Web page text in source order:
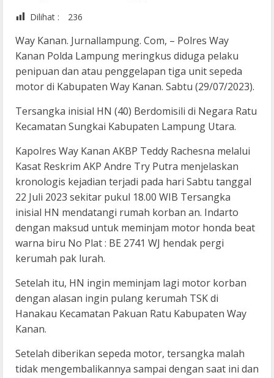
Dilihat :
236
Way Kanan. Jurnallampung. Com, – Polres Way
Kanan Polda Lampung meringkus diduga pelaku
penipuan dan atau penggelapan tiga unit sepeda
motor di Kabupaten Way Kanan. Sabtu (29/07/2023).
Tersangka inisial HN (40) Berdomisili di Negara Ratu
Kecamatan Sungkai Kabupaten Lampung Utara.
Kapolres Way Kanan AKBP Teddy Rachesna melalui
Kasat Reskrim AKP Andre Try Putra menjelaskan
kronologis kejadian terjadi pada hari Sabtu tanggal
22 Juli 2023 sekitar pukul 18.00 WIB Tersangka
inisial HN mendatangi rumah korban an. Indarto
dengan maksud untuk meminjam motor honda beat
warna biru No Plat : BE 2741 WJ hendak pergi
kerumah pak lurah.
Setelah itu, HN ingin meminjam lagi motor korban
dengan alasan ingin pulang kerumah TSK di
Hanakau Kecamatan Pakuan Ratu Kabupaten Way
Kanan.
Setelah diberikan sepeda motor, tersangka malah
tidak mengembalikannya sampai dengan saat ini dan